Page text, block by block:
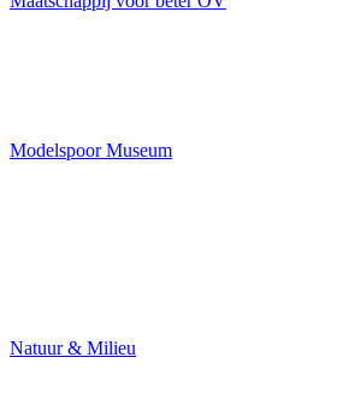
Modelspoor Museum
Natuur & Milieu